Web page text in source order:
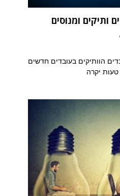
ומנוסים
הוותיקים בעובדים חדשים
יקרה